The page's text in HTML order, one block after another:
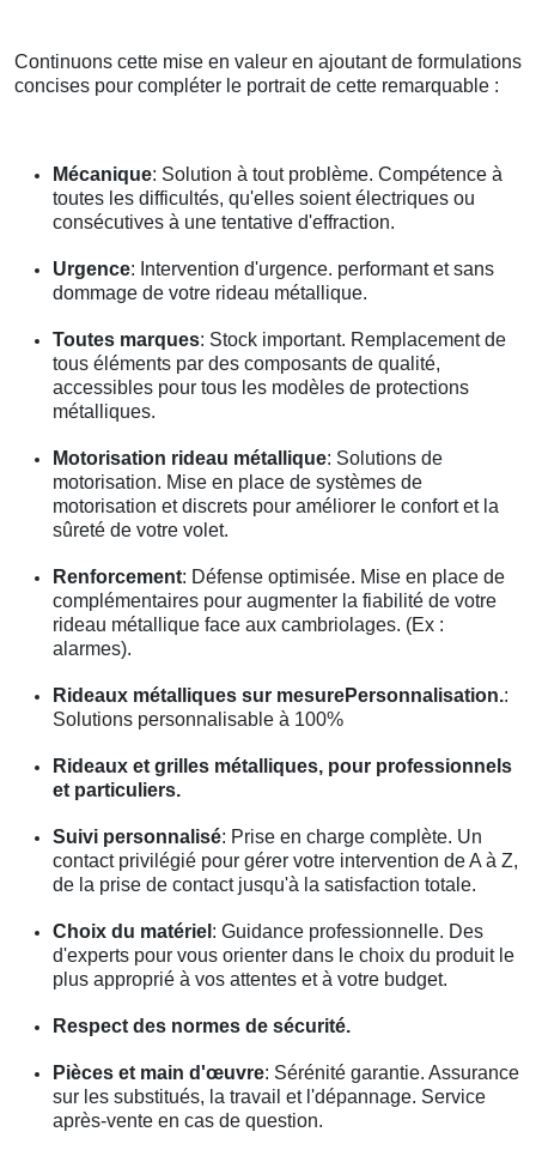
Continuons cette mise en valeur en ajoutant de formulations
concises pour compléter le portrait de cette remarquable :
Mécanique: Solution à tout problème. Compétence à
toutes les difficultés, qu'elles soient électriques ou
consécutives à une tentative d'effraction.
Urgence: Intervention d'urgence. performant et sans
dommage de votre rideau métallique.
Toutes marques: Stock important. Remplacement de
tous éléments par des composants de qualité,
accessibles pour tous les modèles de protections
métalliques.
Motorisation rideau métallique: Solutions de
motorisation. Mise en place de systèmes de
motorisation et discrets pour améliorer le confort et la
sûreté de votre volet.
Renforcement: Défense optimisée. Mise en place de
complémentaires pour augmenter la fiabilité de votre
rideau métallique face aux cambriolages. (Ex :
alarmes).
Rideaux métalliques sur mesurePersonnalisation.:
Solutions personnalisable à 100%
Rideaux et grilles métalliques, pour professionnels
et particuliers.
Suivi personnalisé: Prise en charge complète. Un
contact privilégié pour gérer votre intervention de A à Z,
de la prise de contact jusqu'à la satisfaction totale.
Choix du matériel : Guidance professionnelle. Des
d'experts pour vous orienter dans le choix du produit le
plus approprié à vos attentes et à votre budget.
Respect des normes de sécurité.
Pièces et main d'œuvre: Sérénité garantie. Assurance
sur les substitués, la travail et l'dépannage. Service
après-vente en cas de question.